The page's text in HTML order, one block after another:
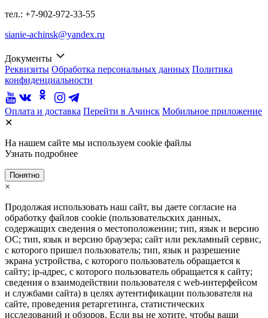
тел.: +7-902-972-33-55
sianie-achinsk@yandex.ru
Документы
Реквизиты Обработка персональных данных Политика
конфиденциальности
Оплата и доставка Перейти в Ачинск Мобильное приложение
✕
На нашем сайте мы используем cookie файлы
Узнать подробнее
Понятно
×
Продолжая использовать наш сайт, вы даете согласие на
обработку файлов cookie (пользовательских данных,
содержащих сведения о местоположении; тип, язык и версию
ОС; тип, язык и версию браузера; сайт или рекламный сервис,
с которого пришел пользователь; тип, язык и разрешение
экрана устройства, с которого пользователь обращается к
сайту; ip-адрес, с которого пользователь обращается к сайту;
сведения о взаимодействии пользователя с web-интерфейсом
и службами сайта) в целях аутентификации пользователя на
сайте, проведения ретаргетинга, статистических
исследований и обзоров. Если вы не хотите, чтобы ваши